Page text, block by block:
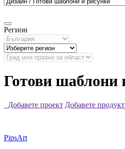
Регион
Готови шаблони
Добавете проект Добавете продукт
PipsArt